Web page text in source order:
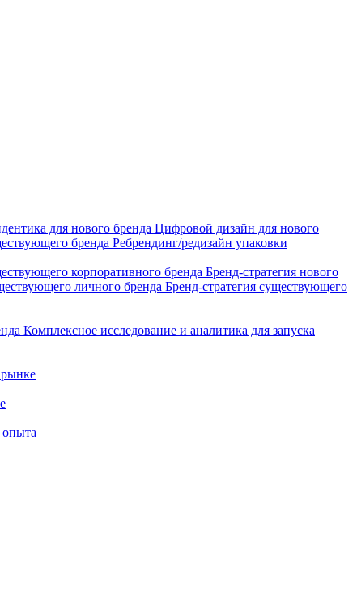
для нового бренда Цифровой дизайн для нового
бренда Ребрендинг/редизайн упаковки
корпоративного бренда Бренд-стратегия нового
личного бренда Бренд-стратегия существующего
Комплексное исследование и аналитика для запуска
опыта